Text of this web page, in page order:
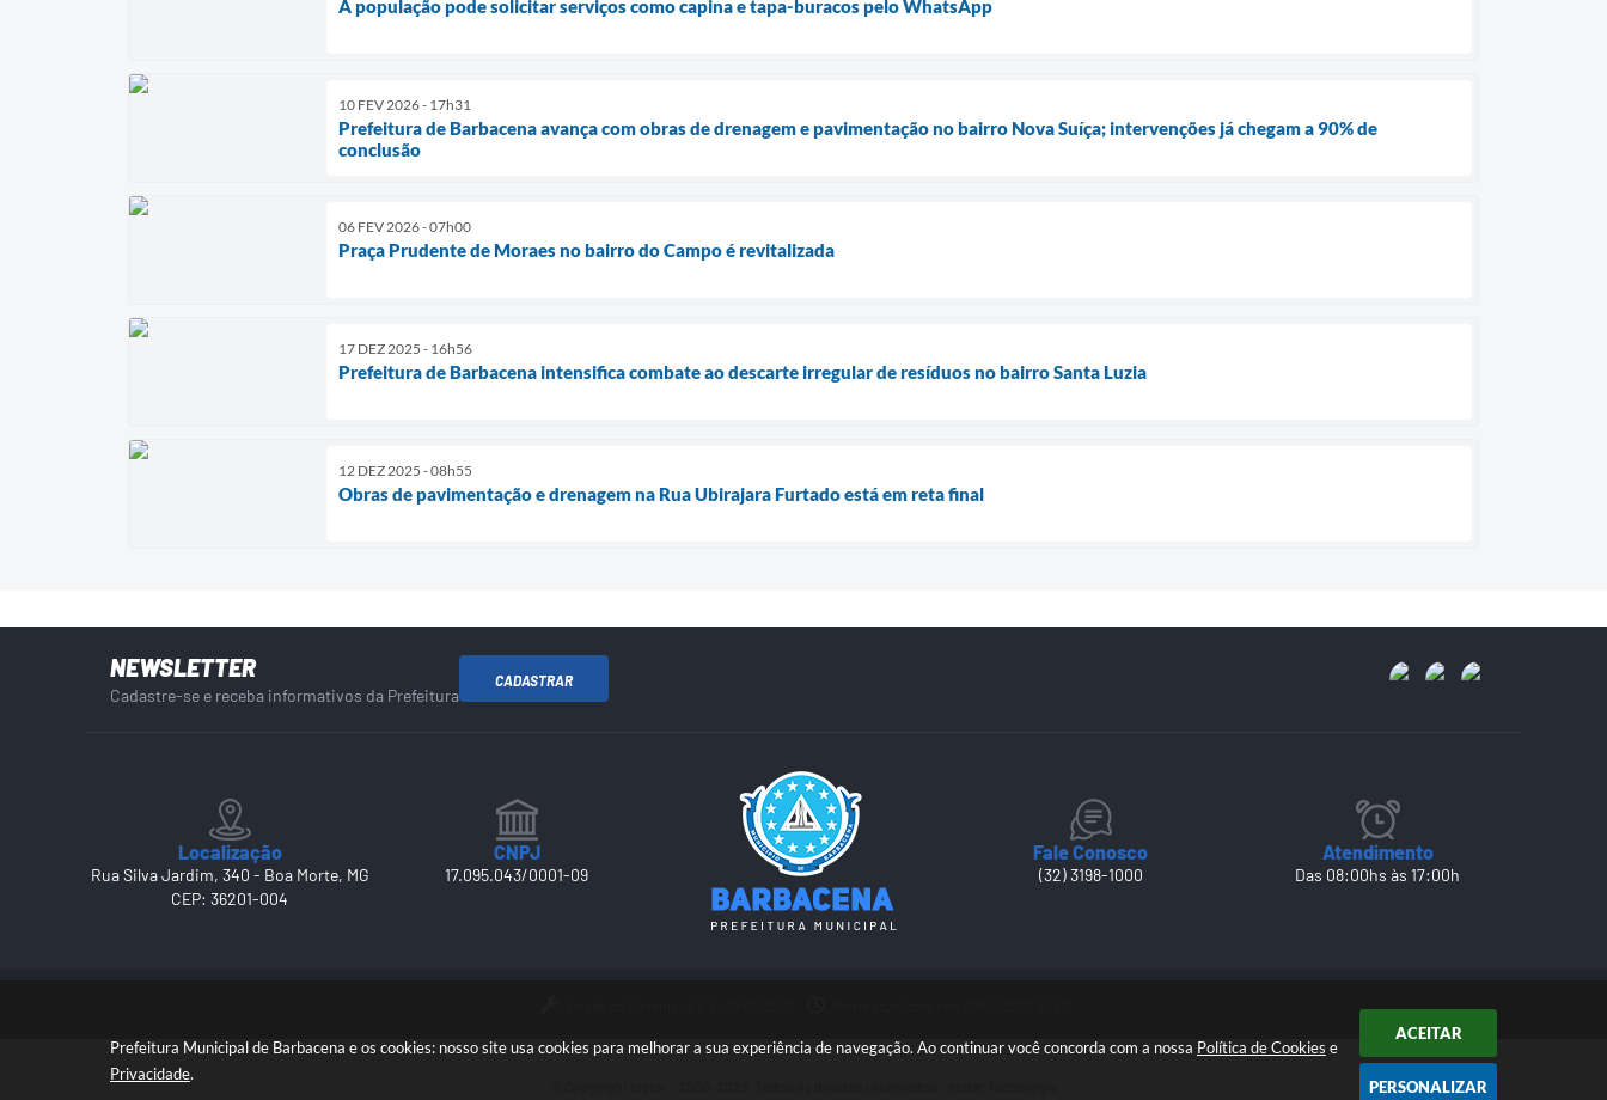
Prefeitura Municipal de Barbacena e os cookies: nosso site usa cookies para melhorar a sua experiência de navegação. Ao continuar você concorda com a nossa Política de Cookies e
Privacidade.
ACEITAR
PERSONALIZAR
A população pode solicitar serviços como capina e tapa-buracos pelo WhatsApp
10 FEV 2026 - 17h31
Prefeitura de Barbacena avança com obras de drenagem e pavimentação no bairro Nova Suíça; intervenções já chegam a 90% de
conclusão
06 FEV 2026 - 07h00
Praça Prudente de Moraes no bairro do Campo é revitalizada
17 DEZ 2025 - 16h56
Prefeitura de Barbacena intensifica combate ao descarte irregular de resíduos no bairro Santa Luzia
12 DEZ 2025 - 08h55
Obras de pavimentação e drenagem na Rua Ubirajara Furtado está em reta final
NEWSLETTER
Cadastre-se e receba informativos da Prefeitura
CADASTRAR
Localização
Rua Silva Jardim, 340 - Boa Morte, MG
CEP: 36201-004
CNPJ
17.095.043/0001-09
Fale Conosco
(32) 3198-1000
Atendimento
Das 08:00hs às 17:00h